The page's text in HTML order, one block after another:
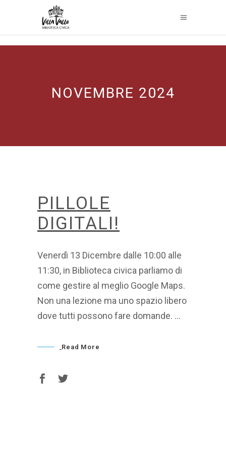
NOVEMBRE 2024
PILLOLE
DIGITALI!
Venerdì 13 Dicembre dalle 10:00 alle
11:30, in Biblioteca civica parliamo di
come gestire al meglio Google Maps.
Non una lezione ma uno spazio libero
dove tutti possono fare domande.
Read More